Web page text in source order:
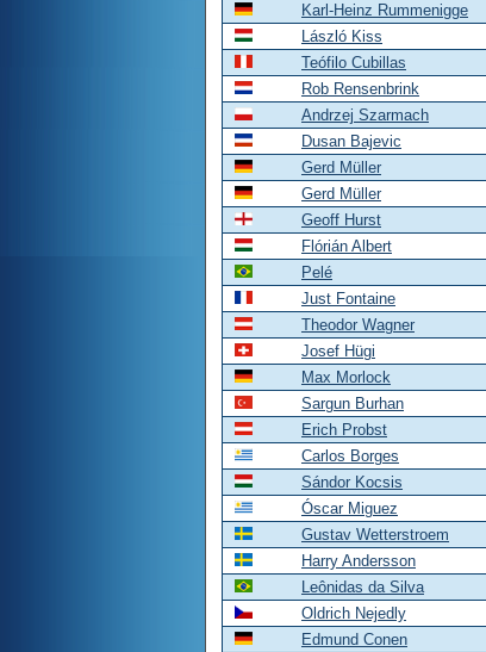
Karl-Heinz Rummenigge
László Kiss
Teófilo Cubillas
Rob Rensenbrink
Andrzej Szarmach
Dusan Bajevic
Gerd Müller
Gerd Müller
Geoff Hurst
Flórián Albert
Pelé
Just Fontaine
Theodor Wagner
Josef Hügi
Max Morlock
Sargun Burhan
Erich Probst
Carlos Borges
Sándor Kocsis
Óscar Miguez
Gustav Wetterstroem
Harry Andersson
Leônidas da Silva
Oldrich Nejedly
Edmund Conen